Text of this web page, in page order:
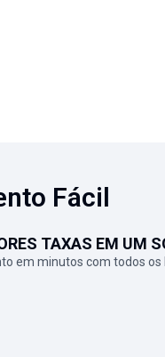
Fácil
TAXAS EM UM
em minutos com todos os